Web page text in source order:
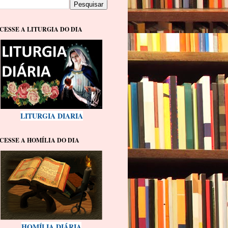
A LITURGIA DO DIA
LITURGIA DIARIA
A HOMÍLIA DO DIA